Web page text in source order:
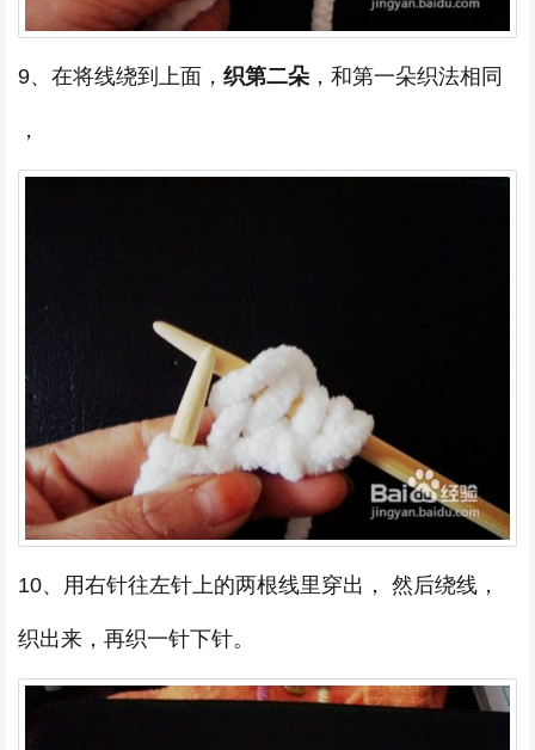
9、在将线绕到上面， 织第二朵 ，和第一朵织法相同
，
10、用右针往左针上的两根线里穿出， 然后绕线，
织出来，再织一针下针。